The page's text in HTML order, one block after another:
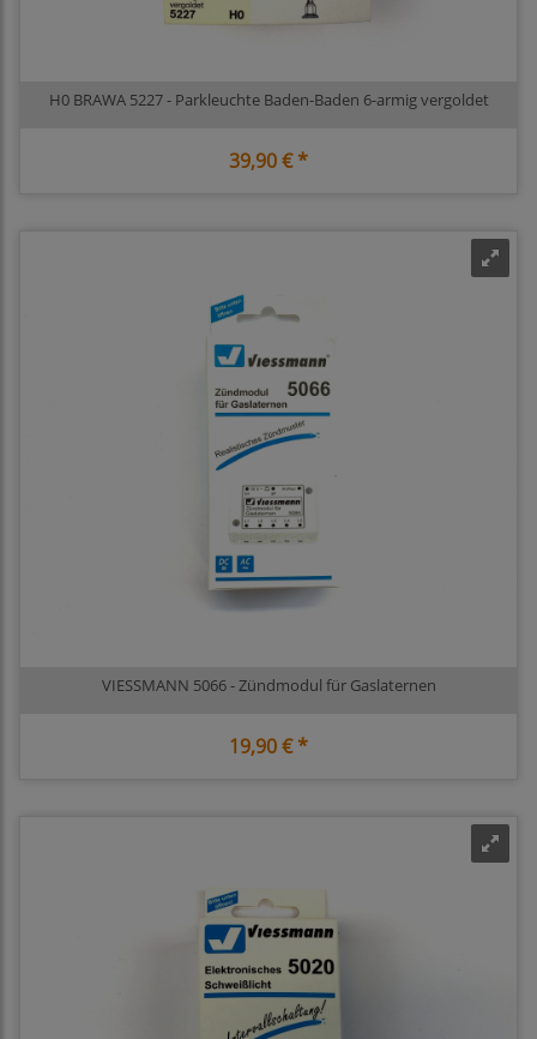
H0 BRAWA 5227 - Parkleuchte Baden-Baden 6-armig vergoldet
39,90 € *
VIESSMANN 5066 - Zündmodul für Gaslaternen
19,90 € *